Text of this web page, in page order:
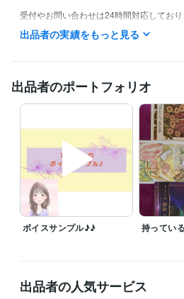
受付やお問い合わせは24時間対応してお
お待たせしないようスムーズな対応を心掛
願いいたします(*´︶`*)
資格・検定
得意分野
占い 恋愛 仕事 人間関係 なんでも
悩み相談・カウンセリング 傾聴・相談
愚痴 雑談 惚気 趣味
出品者の実績をもっと見る
出品者のポートフォリオ
ボイスサンプル♪♪ 持ってい
出品者の人気サービス